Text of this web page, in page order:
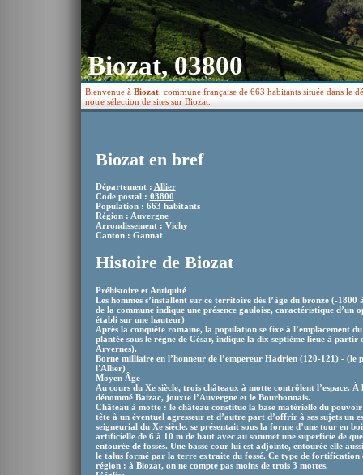
Biozat, 03800
Bienvenue à Biozat , commune française de 663 habitants située dans
notre sélection de sites sur Biozat.
Biozat en bref
Département : Allier
Code postal : 03800
Population : 663 habitants
Région : Auvergne
Arrondissement : Vichy
Canton : Gannat
Histoire de Biozat
Préhistoire et Antiquité
Les hommes s’installent sur ce territoire dés l’âge du bronze (-
de la commune indique une présence gauloise, caractéristique
établi sur une hauteur)
Après la conquête romaine, la population se fixe à l’emplacement
plantée sous le règne de César, indique la dix septième lieue à partir
Arvernes).
Borne milliaire en l’honneur de l’empereur Hadrien (120-121) - (le
l'Allier)
Moyen Âge
Au cours du Xe siècle, trois châteaux à motte contrôlent l’espace.
dénommé Baizac, jouxte l’Auvergne et le Bourbonnais.
Château à motte : le château constitue la base matérielle du
tête à un éventuel agresseur et d’autre part d’offrir à ses sujets un
seigneurial du Xe siècle. se présentait sous la forme d’une tour en
artificielle de 6 à 10 m de haut avec au sommet une superficie de
entourée de fossés. Une basse cour lui est adjointe, entourée elle
le talus formé par la terre extraite du fossé. Ce type de fortification
région : à Biozat, on ne compte pas moins de trois 3 mottes.